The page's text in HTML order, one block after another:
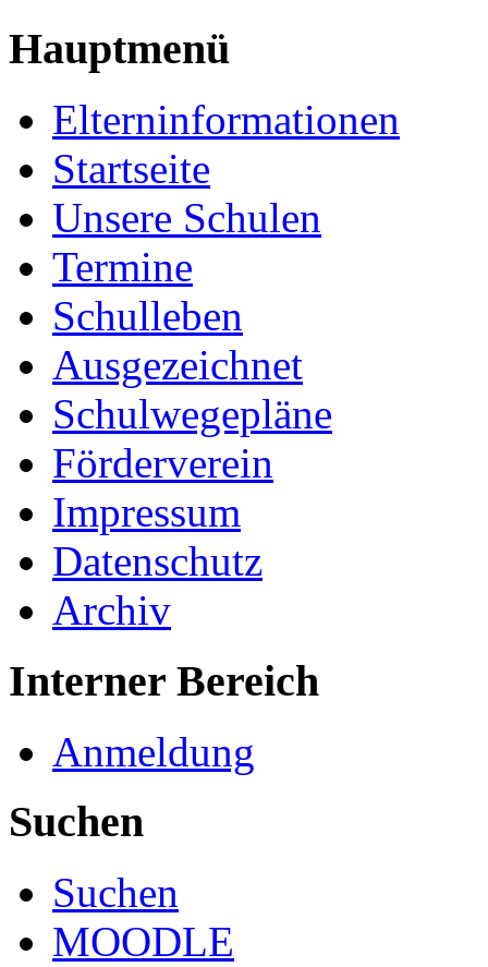
Hauptmenü
Elterninformationen
Startseite
Unsere Schulen
Termine
Schulleben
Ausgezeichnet
Schulwegepläne
Förderverein
Impressum
Datenschutz
Archiv
Interner Bereich
Anmeldung
Suchen
Suchen
MOODLE